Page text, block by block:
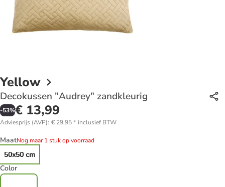
Yellow
Decokussen "Audrey" zandkleurig
-53%€ 13,99
Adviesprijs (AVP): € 29,95* inclusief BTW
MaatNog maar 1 stuk op voorraad
50x50 cm
Color